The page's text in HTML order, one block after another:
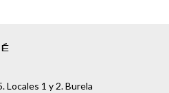
Locales 1 y 2. Burela